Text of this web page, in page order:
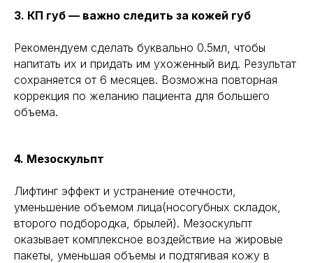
3. КП губ — важно следить за кожей губ
Рекомендуем сделать буквально 0.5мл, чтобы
напитать их и придать им ухоженный вид. Результат
сохраняется от 6 месяцев. Возможна повторная
коррекция по желанию пациента для большего
объема.
4. Мезоскульпт
Лифтинг эффект и устранение отечности,
уменьшение объемом лица(носогубных складок,
второго подбородка, брылей). Мезоскульпт
оказывает комплексное воздействие на жировые
пакеты, уменьшая объемы и подтягивая кожу в